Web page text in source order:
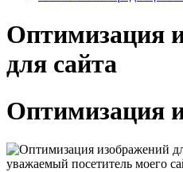
Оптимизация
для сайта
Оптимизация
уважаемый посетитель моего